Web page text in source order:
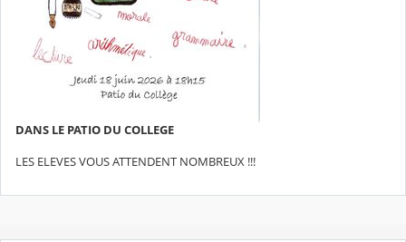
DANS LE PATIO DU COLLEGE
LES ELEVES VOUS ATTENDENT NOMBREUX !!!